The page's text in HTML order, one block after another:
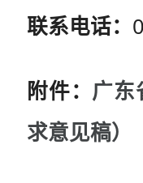
联系电话：
附件： 广东
求意见稿）